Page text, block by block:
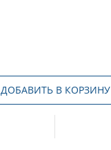
ДОБАВИТЬ В КОРЗИНУ